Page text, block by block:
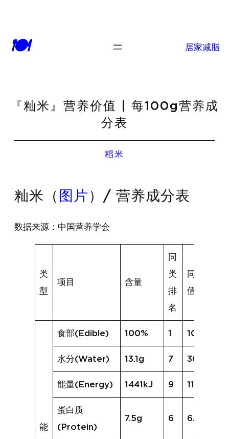
🍽 居家减脂
『籼米』营养价值 | 每100g营养成
分表
稻米
籼米（ 图片 ）/ 营养成分表
数据来源：中国营养学会
类
型
项目 含量
同
类
排
名
同类均
值
能
食部(Edible) 100% 1 100%
水分(Water) 13.1g 7 30.0g
能量(Energy) 1441kJ 9 1189kJ
蛋白质
(Protein)
7.5g 6 6.6g